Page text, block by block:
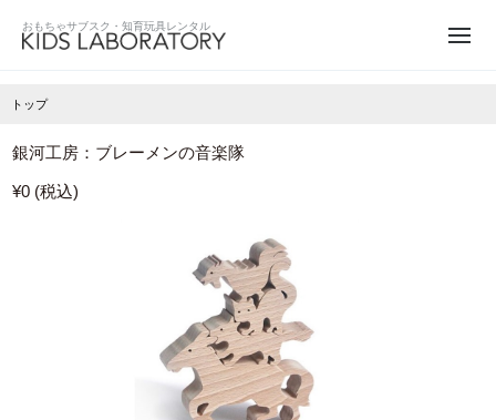
トップ
銀河工房：ブレーメンの音楽隊
¥0 (税込)